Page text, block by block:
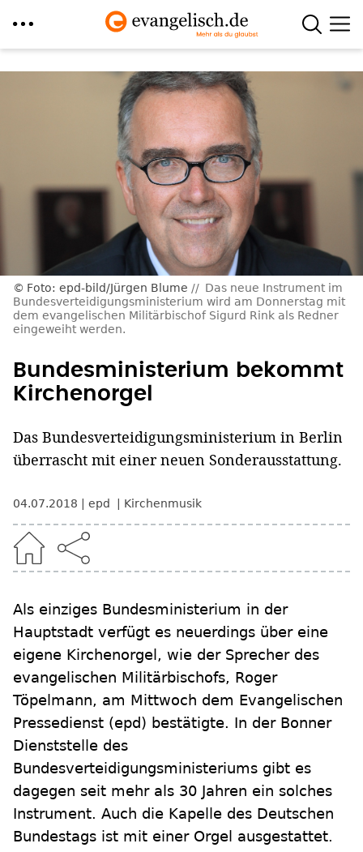
Foto: epd-bild/Jürgen Blume
Das neue Instrument im
Bundesverteidigungsministerium wird am Donnerstag mit
dem evangelischen Militärbischof Sigurd Rink als Redner
eingeweiht werden.
Bundesministerium bekommt
Kirchenorgel
Das Bundesverteidigungsministerium in Berlin
überrascht mit einer neuen Sonderausstattung.
04.07.2018 epd Kirchenmusik
Als einziges Bundesministerium in der
Hauptstadt verfügt es neuerdings über eine
eigene Kirchenorgel, wie der Sprecher des
evangelischen Militärbischofs, Roger
Töpelmann, am Mittwoch dem Evangelischen
Pressedienst (epd) bestätigte. In der Bonner
Dienststelle des
Bundesverteidigungsministeriums gibt es
dagegen seit mehr als 30 Jahren ein solches
Instrument. Auch die Kapelle des Deutschen
Bundestags ist mit einer Orgel ausgestattet.